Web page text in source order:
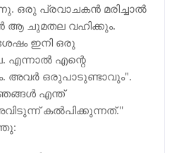
ഒരു പ്രവാചകൻ മരിച്ചാൽ
ആ ചുമതല വഹിക്കും.
ഇനി ഒരു
എന്നാൽ എന്റെ
അവർ ഒരുപാടുണ്ടാവും".
എന്ത്
കൽപിക്കുന്നത്‌.''